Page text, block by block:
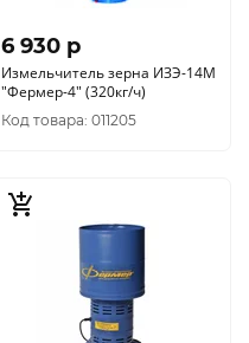
6 930 p
Измельчитель зерна ИЗЭ-14М
"Фермер-4" (320кг/ч)
Код товара: 011205